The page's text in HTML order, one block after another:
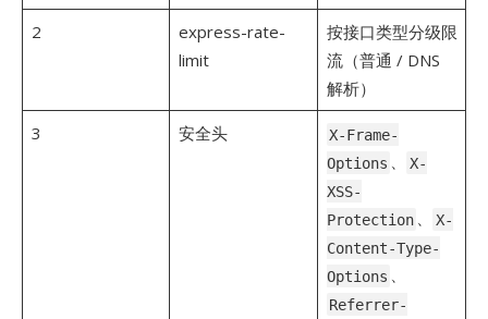
2
express-rate-
limit
按接口类型分级限
流（普通 / DNS
解析）
3 安全头
X-Frame-
Options 、
X-
XSS-
Protection 、
X-
Content-Type-
Options 、
Referrer-